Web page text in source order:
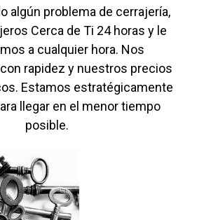
algún problema de cerrajería,
Cerca de Ti 24 horas y le
a cualquier hora. Nos
rapidez y nuestros precios
Estamos estratégicamente
llegar en el menor tiempo
posible.